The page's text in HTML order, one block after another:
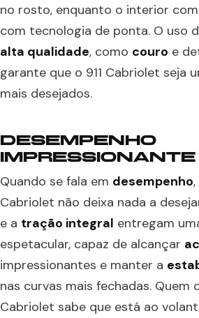
no rosto, enquanto o interior
com tecnologia de ponta. O uso
alta qualidade, como couro e
garante que o 911 Cabriolet seja
mais desejados.
DESEMPENHO
IMPRESSIONANTE
Quando se fala em desempenho
Cabriolet não deixa nada a
e a tração integral entregam
espetacular, capaz de alcançar
impressionantes e manter a
nas curvas mais fechadas. Quem
Cabriolet sabe que está ao